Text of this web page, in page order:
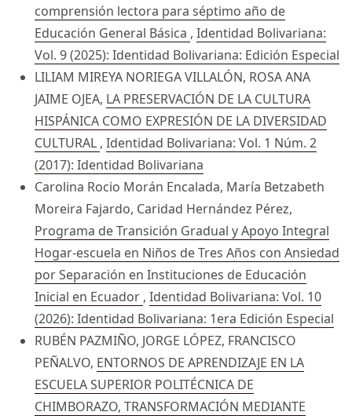
comprensión lectora para séptimo año de
Educación General Básica , Identidad Bolivariana:
Vol. 9 (2025): Identidad Bolivariana: Edición Especial
LILIAM MIREYA NORIEGA VILLALÓN, ROSA ANA
JAIME OJEA, LA PRESERVACIÓN DE LA CULTURA
HISPÁNICA COMO EXPRESIÓN DE LA DIVERSIDAD
CULTURAL , Identidad Bolivariana: Vol. 1 Núm. 2
(2017): Identidad Bolivariana
Carolina Rocio Morán Encalada, María Betzabeth
Moreira Fajardo, Caridad Hernández Pérez,
Programa de Transición Gradual y Apoyo Integral
Hogar-escuela en Niños de Tres Años con Ansiedad
por Separación en Instituciones de Educación
Inicial en Ecuador , Identidad Bolivariana: Vol. 10
(2026): Identidad Bolivariana: 1era Edición Especial
RUBÉN PAZMIÑO, JORGE LÓPEZ, FRANCISCO
PEÑALVO, ENTORNOS DE APRENDIZAJE EN LA
ESCUELA SUPERIOR POLITÉCNICA DE
CHIMBORAZO, TRANSFORMACIÓN MEDIANTE